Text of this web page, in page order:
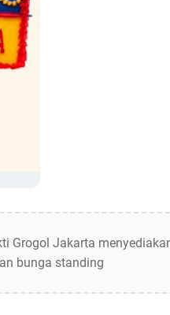
Grogol Jakarta
bunga standing